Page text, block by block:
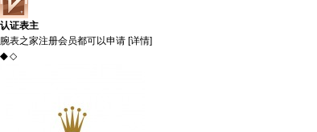
认证表主
腕表之家注册会员都可以申请 [详情]
◆ ◇